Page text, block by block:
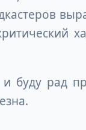
буду рад